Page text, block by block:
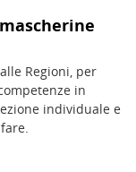
Regioni, per
in
individuale e